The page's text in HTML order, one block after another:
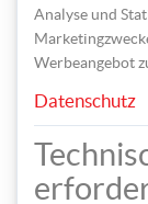
Schritt
miteinander
Analyse und
Werbeangebot
Datenschutz